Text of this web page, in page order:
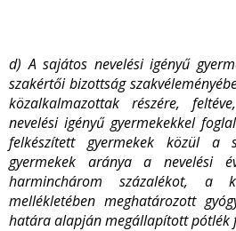
d) A sajátos nevelési igényű
szakértői bizottság
közalkalmazottak részére,
nevelési igényű gyermekekkel
felkészített gyermekek közül a
gyermekek aránya a nevelési
harminchárom százalékot, a
mellékletében meghatározott
határa alapján megállapított pótlék